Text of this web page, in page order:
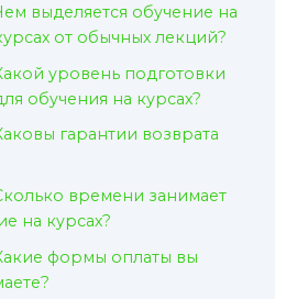
выделяется обучение на
от обычных лекций?
уровень подготовки
обучения на курсах?
гарантии возврата
времени занимает
на курсах?
формы оплаты вы